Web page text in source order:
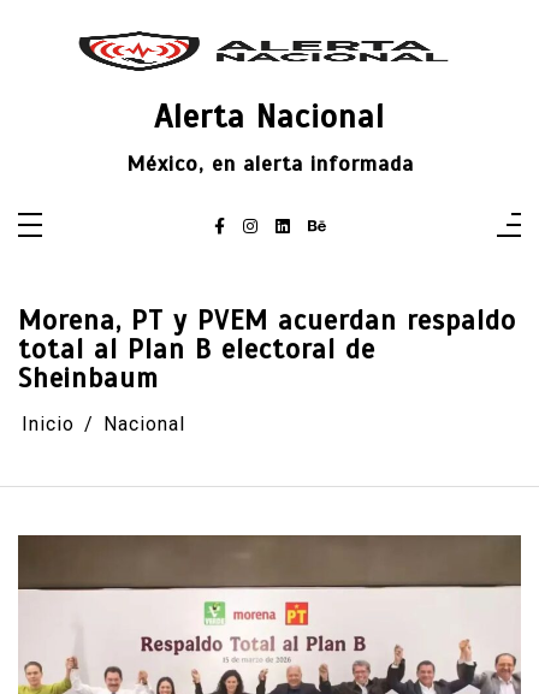
Alerta Nacional
México, en alerta informada
Morena, PT y PVEM acuerdan respaldo
total al Plan B electoral de
Sheinbaum
Inicio Nacional